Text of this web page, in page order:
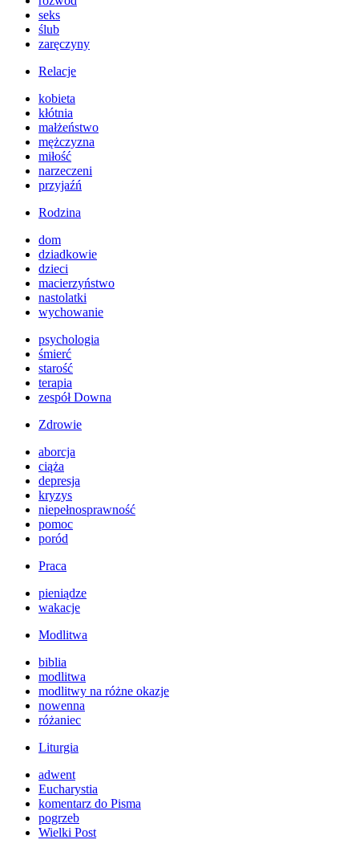
seks
ślub
zaręczyny
Relacje
kobieta
kłótnia
małżeństwo
mężczyzna
miłość
narzeczeni
przyjaźń
Rodzina
dom
dziadkowie
dzieci
macierzyństwo
nastolatki
wychowanie
psychologia
śmierć
starość
terapia
zespół Downa
Zdrowie
aborcja
ciąża
depresja
kryzys
niepełnosprawność
pomoc
poród
Praca
pieniądze
wakacje
Modlitwa
biblia
modlitwa
modlitwy na różne okazje
nowenna
różaniec
Liturgia
adwent
Eucharystia
komentarz do Pisma
pogrzeb
Wielki Post